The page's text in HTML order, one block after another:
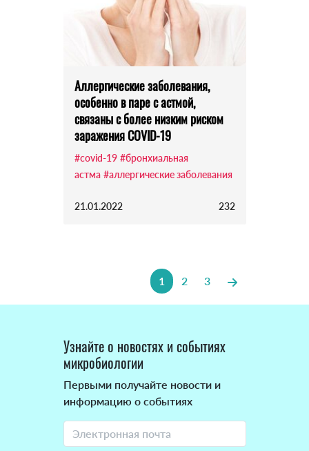
Аллергические заболевания,
особенно в паре с астмой,
связаны с более низким риском
заражения COVID-19
#covid-19 #бронхиальная
астма #аллергические заболевания
21.01.2022 232
1 2 3
Узнайте о новостях и событиях
микробиологии
Первыми получайте новости и
информацию о событиях